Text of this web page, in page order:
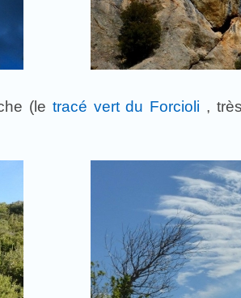
(le tracé vert du Forcioli ,